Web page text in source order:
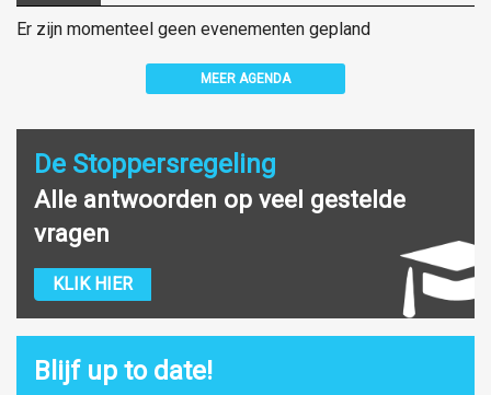
Er zijn momenteel geen evenementen gepland
MEER AGENDA
De Stoppersregeling
Alle antwoorden op veel gestelde
vragen
KLIK HIER
Blijf up to date!